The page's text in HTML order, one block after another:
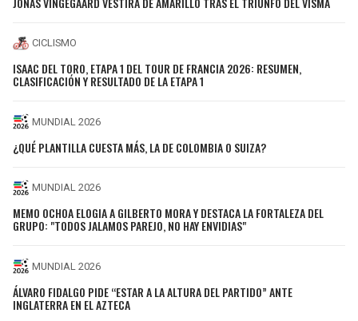
CICLISMO
ISAAC DEL TORO, ETAPA 1 DEL TOUR DE FRANCIA 2026: RESUMEN,
CLASIFICACIÓN Y RESULTADO DE LA ETAPA 1
MUNDIAL 2026
¿QUÉ PLANTILLA CUESTA MÁS, LA DE COLOMBIA O SUIZA?
MUNDIAL 2026
MEMO OCHOA ELOGIA A GILBERTO MORA Y DESTACA LA FORTALEZA DEL
GRUPO: "TODOS JALAMOS PAREJO, NO HAY ENVIDIAS"
MUNDIAL 2026
ÁLVARO FIDALGO PIDE “ESTAR A LA ALTURA DEL PARTIDO” ANTE
INGLATERRA EN EL AZTECA